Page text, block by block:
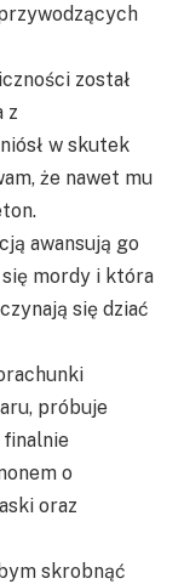
został
z
w skutek
że nawet mu
awansują go
mordy i która
się dziać
próbuje
o
oraz
skrobnąć